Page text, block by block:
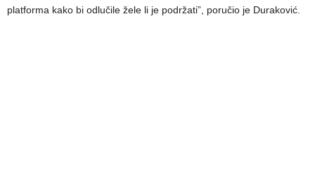
platforma kako bi odlučile žele li je podržati”, poručio je Duraković.